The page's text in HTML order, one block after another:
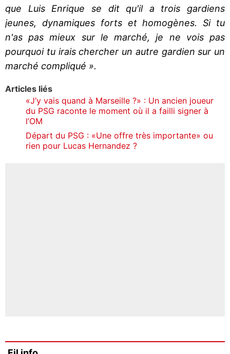
que Luis Enrique se dit qu'il a trois gardiens
jeunes, dynamiques forts et homogènes. Si tu
n'as pas mieux sur le marché, je ne vois pas
pourquoi tu irais chercher un autre gardien sur un
marché compliqué ».
Articles liés
«J’y vais quand à Marseille ?» : Un ancien joueur
du PSG raconte le moment où il a failli signer à
l’OM
Départ du PSG : «Une offre très importante» ou
rien pour Lucas Hernandez ?